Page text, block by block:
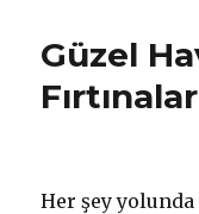
Güzel
Her şey